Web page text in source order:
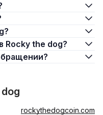
Rocky the dog?
rockythedogcoin.com